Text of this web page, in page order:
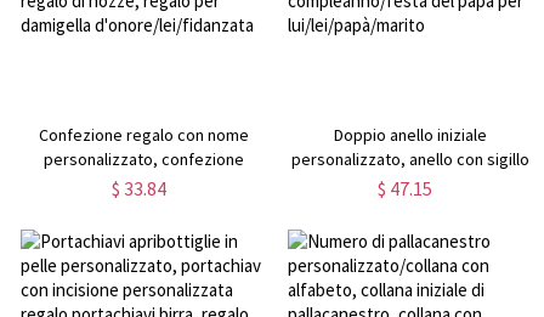
Confezione regalo con nome
personalizzato, confezione
regalo damigella d'onore con
proposta da damigella d'onore,
regalo di nozze, regalo per
damigella d'onore/lei/fidanzata
$ 33.84
Doppio anello iniziale
personalizzato, anello con sigillo
con lettere monogrammate,
925/ottone, regalo di
compleanno/festa del papà per
lui/lei/papà/marito
$ 47.15